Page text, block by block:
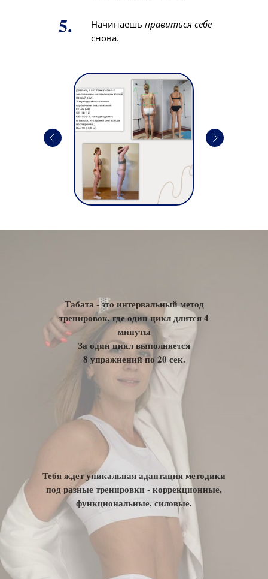
5.
Начинаешь нравиться себе
снова.
Табата - это интервальный метод
тренировок, где один цикл длится 4
минуты
За один цикл выполняется
8 упражнений по 20 сек.
Тебя ждет уникальная адаптация методики
под разные тренировки - коррекционные,
функциональные, силовые.